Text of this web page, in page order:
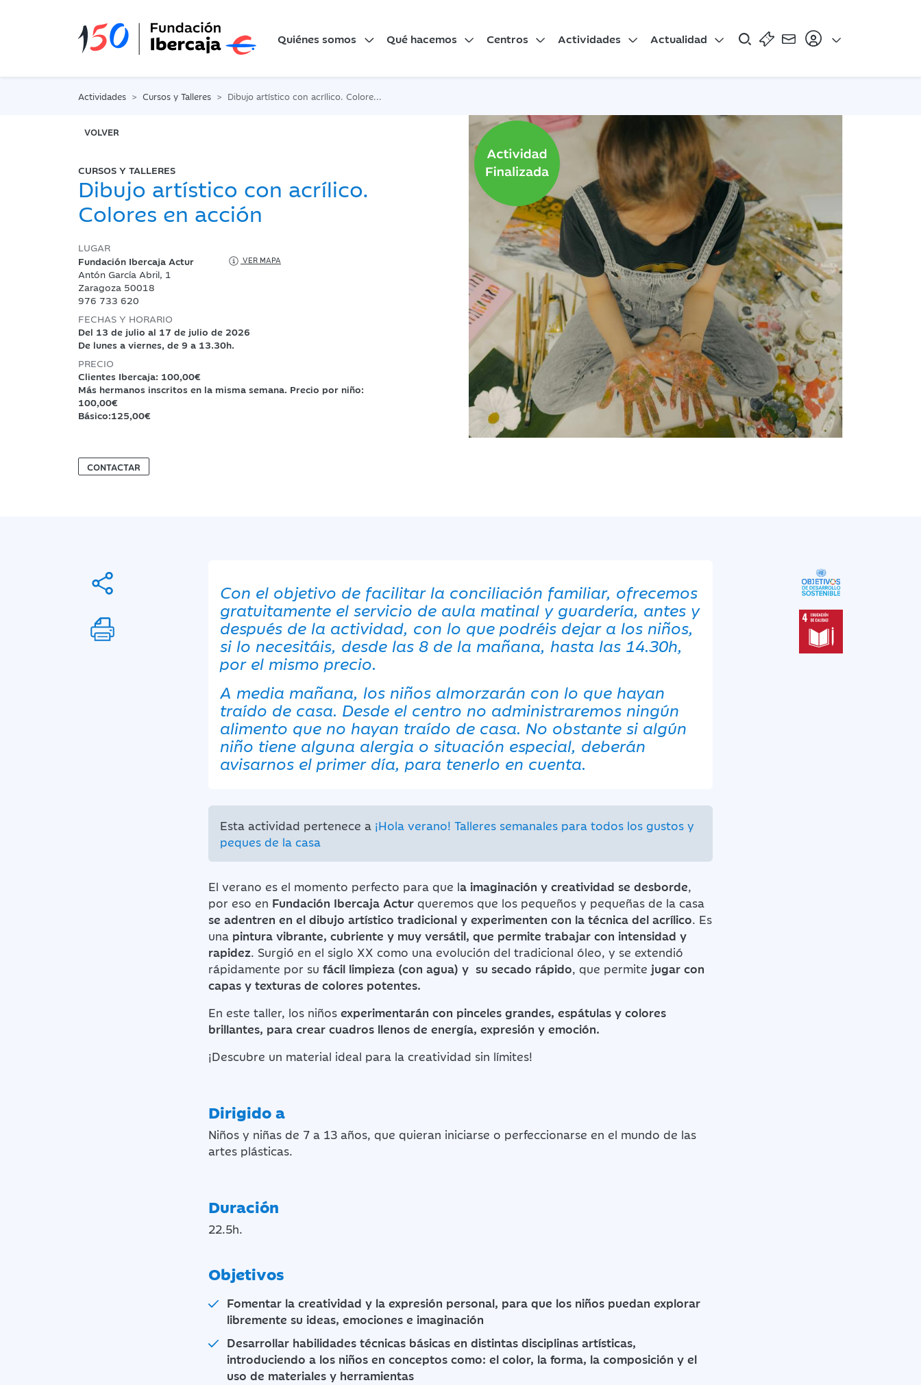
Quiénes somos Qué hacemos Centros Actividades Actualidad
Actividades Cursos y Talleres Dibujo artístico con acrílico. Colores en acción
VOLVER
CURSOS Y TALLERES
Dibujo artístico con acrílico.
Colores en acción
LUGAR
Fundación Ibercaja Actur
VER MAPA
Antón García Abril, 1
Zaragoza 50018
976 733 620
FECHAS Y HORARIO
Del 13 de julio al 17 de julio de 2026
De lunes a viernes, de 9 a 13.30h.
PRECIO
Clientes Ibercaja: 100,00€
Más hermanos inscritos en la misma semana. Precio por niño:
100,00€
Básico:125,00€
CONTACTAR
Con el objetivo de facilitar la conciliación familiar, ofrecemos
gratuitamente el servicio de aula matinal y guardería, antes y
después de la actividad, con lo que podréis dejar a los niños,
si lo necesitáis, desde las 8 de la mañana, hasta las 14.30h,
por el mismo precio.
A media mañana, los niños almorzarán con lo que hayan
traído de casa. Desde el centro no administraremos ningún
alimento que no hayan traído de casa. No obstante si algún
niño tiene alguna alergia o situación especial, deberán
avisarnos el primer día, para tenerlo en cuenta.
Esta actividad pertenece a ¡Hola verano! Talleres semanales para todos los gustos y
peques de la casa
El verano es el momento perfecto para que la imaginación y creatividad se desborde,
por eso en Fundación Ibercaja Actur queremos que los pequeños y pequeñas de la casa
se adentren en el dibujo artístico tradicional y experimenten con la técnica del acrílico. Es
una pintura vibrante, cubriente y muy versátil, que permite trabajar con intensidad y
rapidez. Surgió en el siglo XX como una evolución del tradicional óleo, y se extendió
rápidamente por su fácil limpieza (con agua) y su secado rápido, que permite jugar con
capas y texturas de colores potentes.
En este taller, los niños experimentarán con pinceles grandes, espátulas y colores
brillantes, para crear cuadros llenos de energía, expresión y emoción.
¡Descubre un material ideal para la creatividad sin límites!
Dirigido a
Niños y niñas de 7 a 13 años, que quieran iniciarse o perfeccionarse en el mundo de las
artes plásticas.
Duración
22.5h.
Objetivos
Fomentar la creatividad y la expresión personal, para que los niños puedan explorar
libremente su ideas, emociones e imaginación
Desarrollar habilidades técnicas básicas en distintas disciplinas artísticas,
introduciendo a los niños en conceptos como: el color, la forma, la composición y el
uso de materiales y herramientas